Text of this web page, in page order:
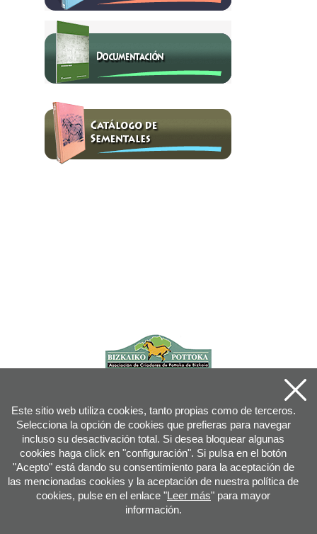
Este sitio web utiliza cookies, tanto propias como de terceros.
Selecciona la opción de cookies que prefieras para navegar
incluso su desactivación total. Si desea bloquear algunas
cookies haga click en "configuración". Si pulsa en el botón
"Acepto" está dando su consentimiento para la aceptación de
las mencionadas cookies y la aceptación de nuestra política de
cookies, pulse en el enlace "Leer más" para mayor
información.